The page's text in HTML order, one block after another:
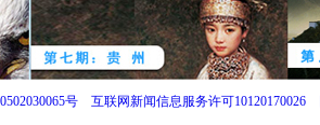
号 互联网新闻信息服务许可10120170026